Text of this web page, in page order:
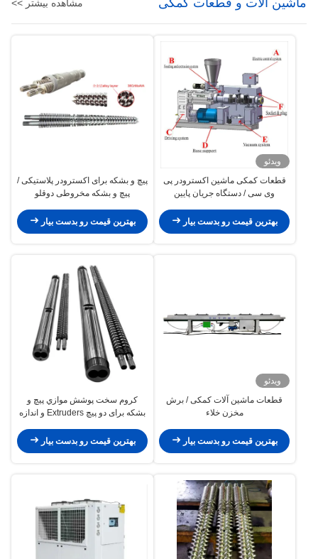
مشاهده بیشتر >>
ویدئو
قطعات کمکی ماشین اکسترودر پی
وی سی / دستگاه جریان پایین
بهترین قیمت رو بدست بیار
پیچ و بشکه برای اکسترودر پلاستیکی /
پیچ و بشکه مخروطی دوقلو
بهترین قیمت رو بدست بیار
ویدئو
قطعات ماشین آلات کمکی / برش
مخزن خلاء
بهترین قیمت رو بدست بیار
کروم سخت پوشش موازي پیچ و
بشکه برای دو پیچ Extruders و اندازه
بهترین قیمت رو بدست بیار